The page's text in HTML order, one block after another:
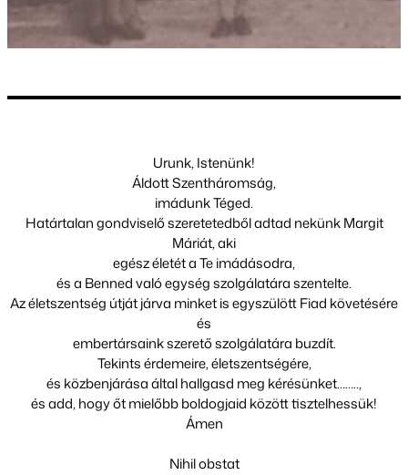
Urunk, Istenünk!
Áldott Szentháromság,
imádunk Téged.
Határtalan gondviselő szeretetedből adtad nekünk Margit
Máriát, aki
egész életét a Te imádásodra,
és a Benned való egység szolgálatára szentelte.
Az életszentség útját járva minket is egyszülött Fiad követésére
és
embertársaink szerető szolgálatára buzdít.
Tekints érdemeire, életszentségére,
és közbenjárása által hallgasd meg kérésünket……..,
és add, hogy őt mielőbb boldogjaid között tisztelhessük!
Ámen
Nihil obstat